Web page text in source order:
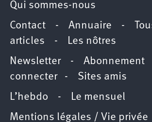
Qui sommes-nous
Contact - Annuaire -
articles - Les nôtres
Newsletter- Abonnement
connecter- Sites amis
L’hebdo - Le mensuel
Mentions légales / Vie privée